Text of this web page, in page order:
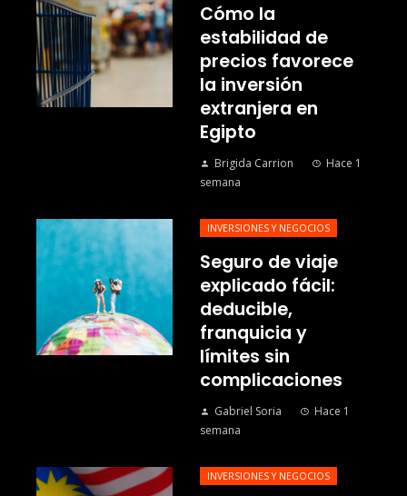
Cómo la
estabilidad de
precios favorece
la inversión
extranjera en
Egipto
Brigida Carrion
Hace 1
semana
INVERSIONES Y NEGOCIOS
Seguro de viaje
explicado fácil:
deducible,
franquicia y
límites sin
complicaciones
Gabriel Soria
Hace 1
semana
INVERSIONES Y NEGOCIOS